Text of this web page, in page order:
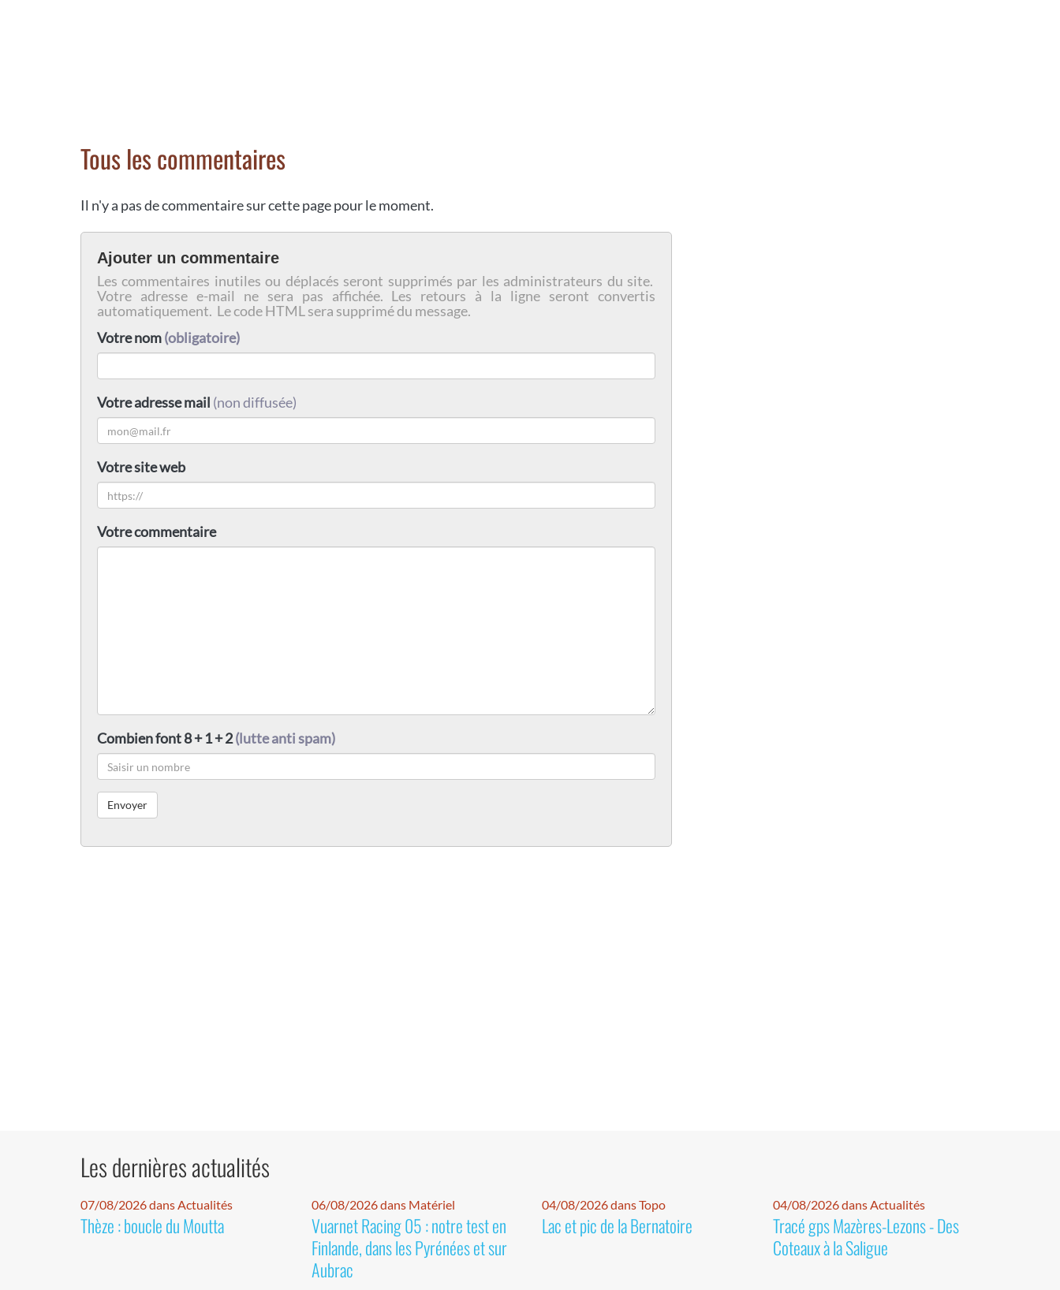
Tous les commentaires
Il n'y a pas de commentaire sur cette page pour le moment.
Ajouter un commentaire
Les commentaires inutiles ou déplacés seront supprimés par les administrateurs du site.
Votre adresse e-mail ne sera pas affichée. Les retours à la ligne seront convertis
automatiquement. Le code HTML sera supprimé du message.
Votre nom(obligatoire)
Votre adresse mail (non diffusée)
Votre site web
Votre commentaire
Combien font 8 + 1 + 2(lutte anti spam)
Les dernières actualités
07/08/2026 dans Actualités
Thèze : boucle du Moutta
06/08/2026 dans Matériel
Vuarnet Racing 05 : notre test en
Finlande, dans les Pyrénées et sur
Aubrac
04/08/2026 dans Topo
Lac et pic de la Bernatoire
04/08/2026 dans Actualités
Tracé gps Mazères-Lezons - Des
Coteaux à la Saligue